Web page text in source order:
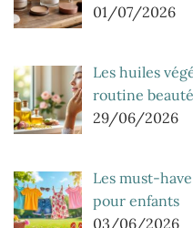
01/07/2026
Les huiles
routine beauté
29/06/2026
Les must-
pour enfants
03/06/2026